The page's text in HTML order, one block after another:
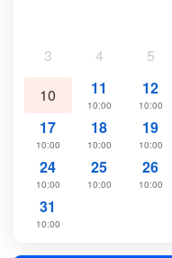
3
4 5
10
11
10:00
12
10:00
17
10:00
18
10:00
19
10:00
24
10:00
25
10:00
26
10:00
31
10:00